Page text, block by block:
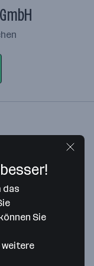
Karte
das
Sie
weitere